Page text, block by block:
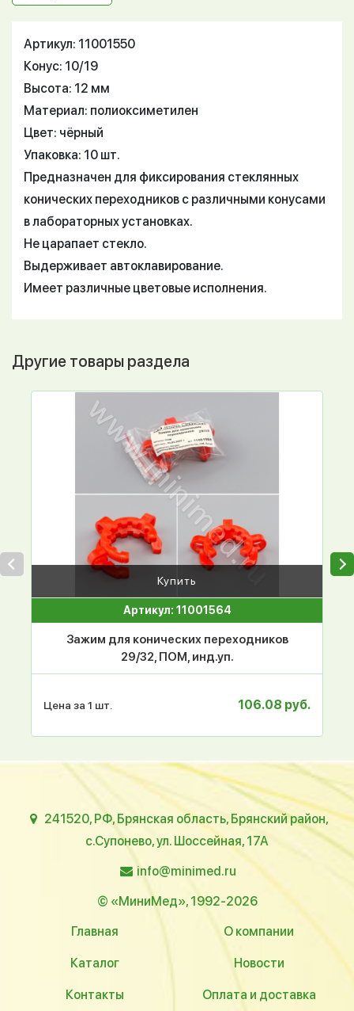
Артикул: 11001550
Конус: 10/19
Высота: 12 мм
Материал: полиоксиметилен
Цвет: чёрный
Упаковка: 10 шт.
Предназначен для фиксирования стеклянных
конических переходников с различными конусами
в лабораторных установках.
Не царапает стекло.
Выдерживает автоклавирование.
Имеет различные цветовые исполнения.
Другие товары раздела
Купить
Артикул: 11001564
Зажим для конических переходников
29/32, ПОМ, инд.уп.
Цена за 1 шт. 106.08 руб.
241520, РФ, Брянская область, Брянский район,
с.Супонево, ул. Шоссейная, 17А
info@minimed.ru
© «МиниМед», 1992-2026
Главная
О компании
Каталог Новости
Контакты Оплата и доставка